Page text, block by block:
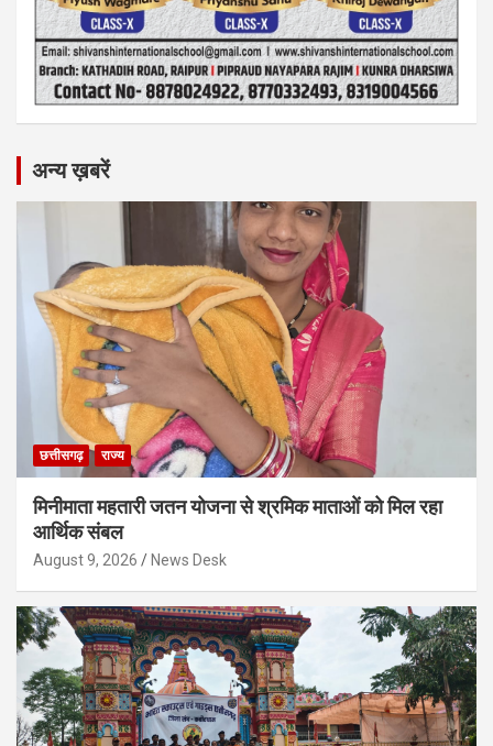
अन्य ख़बरें
छत्तीसगढ़ राज्य
मिनीमाता महतारी जतन योजना से श्रमिक माताओं को मिल रहा
आर्थिक संबल
August 9, 2026 News Desk